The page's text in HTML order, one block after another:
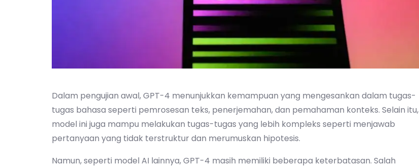
Dalam pengujian awal, GPT-4 menunjukkan kemampuan yang mengesankan dalam tugas-
tugas bahasa seperti pemrosesan teks, penerjemahan, dan pemahaman konteks. Selain itu,
model ini juga mampu melakukan tugas-tugas yang lebih kompleks seperti menjawab
pertanyaan yang tidak terstruktur dan merumuskan hipotesis.
Namun, seperti model AI lainnya, GPT-4 masih memiliki beberapa keterbatasan. Salah